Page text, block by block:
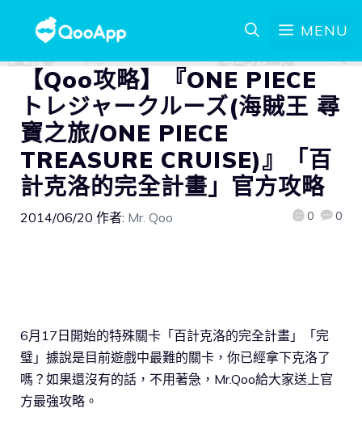
MENU
【Qoo攻略】『ONE PIECE
トレジャークルーズ(海賊王 尋
寶之旅/ONE PIECE
TREASURE CRUISE)』「百
計克洛的完全計畫」官方攻略
2014/06/20 作者: Mr. Qoo 0 0
6月17日開始的特殊關卡「百計克洛的完全計畫」「完
璧」據說是目前遊戲中最難的關卡，你已經拿下克洛了
嗎？如果還沒有的話，不用著急，Mr.Qoo給大家送上官
方最強攻略。